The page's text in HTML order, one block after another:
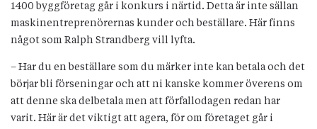
1400 byggföretag går i konkurs i närtid. Detta är inte sällan
maskinentreprenörernas kunder och beställare. Här finns
något som Ralph Strandberg vill lyfta.
– Har du en beställare som du märker inte kan betala och det
börjar bli förseningar och att ni kanske kommer överens om
att denne ska delbetala men att förfallodagen redan har
varit. Här är det viktigt att agera, för om företaget går i